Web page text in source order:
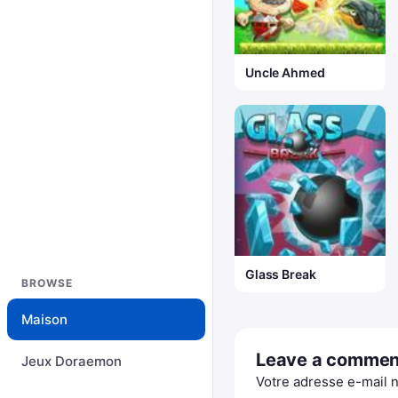
BROWSE
Maison
Jeux Doraemon
Uncle Ahmed
Glass Break
Leave a
Votre adresse e-mail